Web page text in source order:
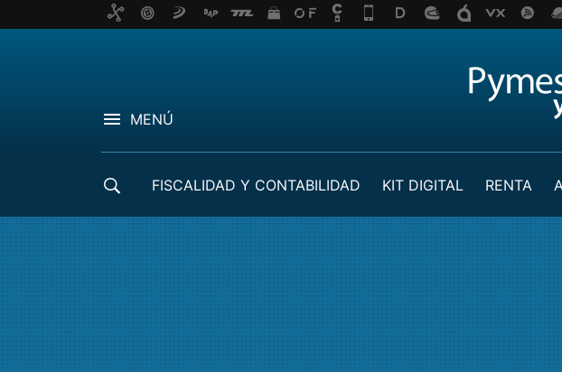
MENÚ
FISCALIDAD Y CONTABILIDAD KIT DIGITAL RENTA